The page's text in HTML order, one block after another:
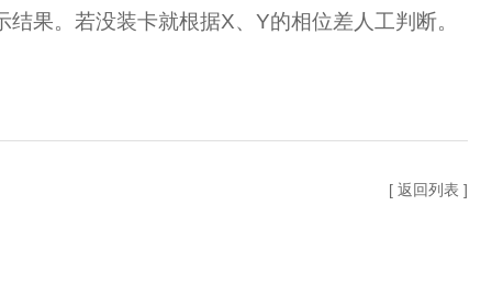
结果。若没装卡就根据X、 Y的相位差人工判断。
[ 返回列表 ]